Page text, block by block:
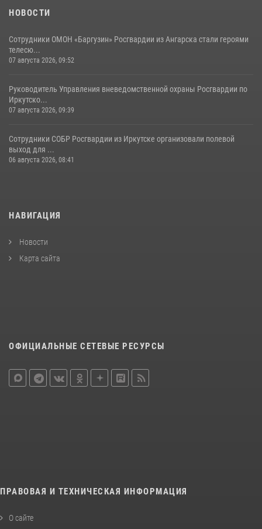
НОВОСТИ
Сотрудники ОМОН «Баргузин» Росгвардии из Ангарска стали героями
телесю...
07 августа 2026, 09:52
Руководитель Управления вневедомственной охраны Росгвардии по
Иркутско...
07 августа 2026, 09:39
Сотрудники СОБР Росгвардии из Иркутске организовали полевой
выход для ...
06 августа 2026, 08:41
НАВИГАЦИЯ
Новости
Карта сайта
ОФИЦИАЛЬНЫЕ СЕТЕВЫЕ РЕСУРСЫ
ПРАВОВАЯ И ТЕХНИЧЕСКАЯ ИНФОРМАЦИЯ
О сайте